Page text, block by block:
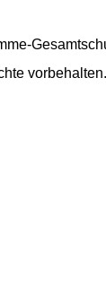
vorbehalten.